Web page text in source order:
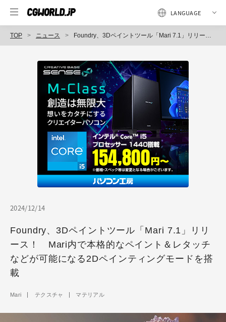
TOP ニュース Foundry、3Dペイントツール「Mari 7.1」リリース！ Mari内で本格的なペイント＆レタッチなどが可能になる2Dペインティングモードを搭載
2024/12/14
Foundry、3Dペイントツール「Mari 7.1」リリ
ース！ Mari内で本格的なペイント＆レタッチ
などが可能になる2Dペインティングモードを搭
載
Mari テクスチャ マテリアル